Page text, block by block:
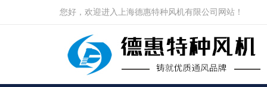
您好，欢迎进入上海德惠特种风机有限公司网站！